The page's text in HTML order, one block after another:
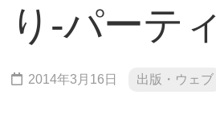
り-パーテ
2014年3月16日 出版・ウェブ